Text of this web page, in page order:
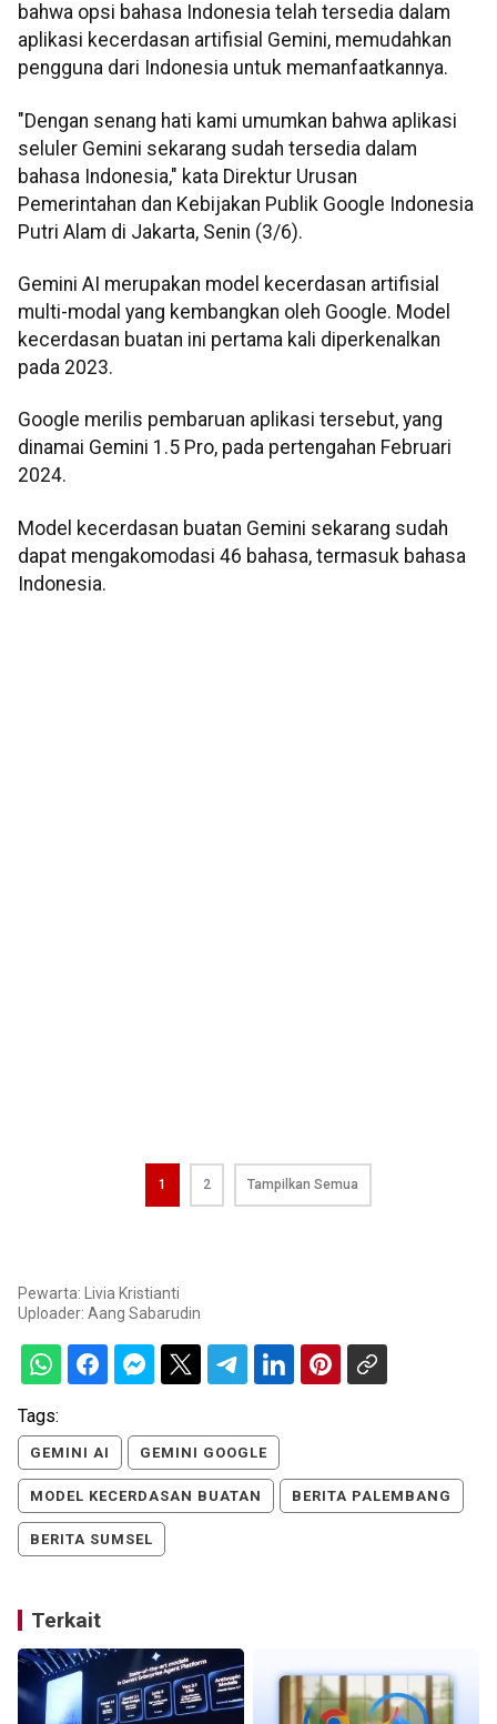
bahwa opsi bahasa Indonesia telah tersedia dalam
aplikasi kecerdasan artifisial Gemini, memudahkan
pengguna dari Indonesia untuk memanfaatkannya.
"Dengan senang hati kami umumkan bahwa aplikasi
seluler Gemini sekarang sudah tersedia dalam
bahasa Indonesia," kata Direktur Urusan
Pemerintahan dan Kebijakan Publik Google Indonesia
Putri Alam di Jakarta, Senin (3/6).
Gemini AI merupakan model kecerdasan artifisial
multi-modal yang kembangkan oleh Google. Model
kecerdasan buatan ini pertama kali diperkenalkan
pada 2023.
Google merilis pembaruan aplikasi tersebut, yang
dinamai Gemini 1.5 Pro, pada pertengahan Februari
2024.
Model kecerdasan buatan Gemini sekarang sudah
dapat mengakomodasi 46 bahasa, termasuk bahasa
Indonesia.
1 2 Tampilkan Semua
Pewarta: Livia Kristianti
Uploader: Aang Sabarudin
Tags:
GEMINI AI GEMINI GOOGLE
MODEL KECERDASAN BUATAN BERITA PALEMBANG
BERITA SUMSEL
Terkait